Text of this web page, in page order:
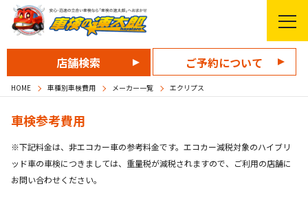
店舗検索 ご予約について
HOME 車種別車検費用 メーカー一覧 エクリプス
車検参考費用
※下記料金は、非エコカー車の参考料金です。エコカー減税対象のハイブリ
ッド車の車検につきましては、重量税が減税されますので、ご利用の店舗に
お問い合わせください。